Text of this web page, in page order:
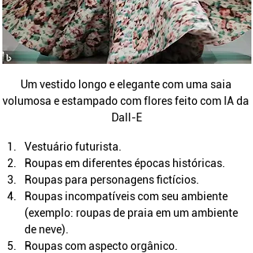
Um vestido longo e elegante com uma saia
volumosa e estampado com flores feito com IA da
Dall-E
Vestuário futurista.
Roupas em diferentes épocas históricas.
Roupas para personagens fictícios.
Roupas incompatíveis com seu ambiente
(exemplo: roupas de praia em um ambiente
de neve).
Roupas com aspecto orgânico.